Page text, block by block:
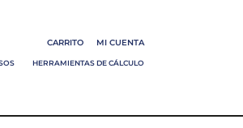
CARRITO MI CUENTA
HERRAMIENTAS DE CÁLCULO